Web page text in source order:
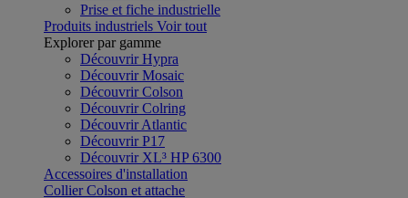
Prise et fiche industrielle
Produits industriels Voir tout
Explorer par gamme
Découvrir Hypra
Découvrir Mosaic
Découvrir Colson
Découvrir Colring
Découvrir Atlantic
Découvrir P17
Découvrir XL³ HP 6300
Accessoires d'installation
Collier Colson et attache